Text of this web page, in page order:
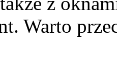
Warto